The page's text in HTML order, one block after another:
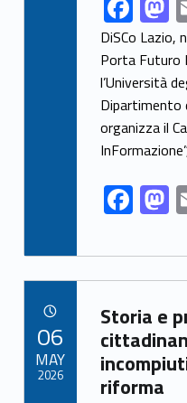
ac
e
b
o
o
k
d
o
n
DiSCo Lazio,
Porta Futuro
l’Università
Dipartimento
organizza il
F
ac
e
b
o
o
k
d
o
n
Link identifier archive #link-archive-75456
Storia e
riforma
06
MAY
2026